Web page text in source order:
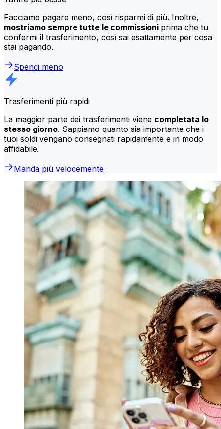
Facciamo pagare meno, così risparmi di più. Inoltre,
mostriamo sempre tutte le commissioni prima che tu
confermi il trasferimento, così sai esattamente per cosa
stai pagando.
Spendi meno
Trasferimenti più rapidi
La maggior parte dei trasferimenti viene completata lo
stesso giorno. Sappiamo quanto sia importante che i
tuoi soldi vengano consegnati rapidamente e in modo
affidabile.
Manda più velocemente